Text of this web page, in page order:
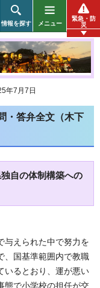
情報を探す メニュー
緊急・防
災
年7月7日
・答弁全文（木下
自の体制構築への
与えられた中で努力を
、国基準範囲内で教職
いるとおり、運が悪い
態で小学校の担任が交